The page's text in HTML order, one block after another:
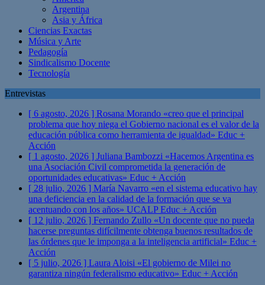
Argentina
Asia y África
Ciencias Exactas
Música y Arte
Pedagogía
Sindicalismo Docente
Tecnología
Entrevistas
[ 6 agosto, 2026 ] Rosana Morando «creo que el principal
problema que hoy niega el Gobierno nacional es el valor de la
educación pública como herramienta de igualdad» Educ +
Acción
[ 1 agosto, 2026 ] Juliana Bambozzi «Hacemos Argentina es
una Asociación Civil comprometida la generación de
oportunidades educativas» Educ + Acción
[ 28 julio, 2026 ] María Navarro «en el sistema educativo hay
una deficiencia en la calidad de la formación que se va
acentuando con los años» UCALPEduc + Acción
[ 12 julio, 2026 ] Fernando Zullo «Un docente que no pueda
hacerse preguntas difícilmente obtenga buenos resultados de
las órdenes que le imponga a la inteligencia artificial» Educ +
Acción
[ 5 julio, 2026 ] Laura Aloisi «El gobierno de Milei no
garantiza ningún federalismo educativo» Educ + Acción